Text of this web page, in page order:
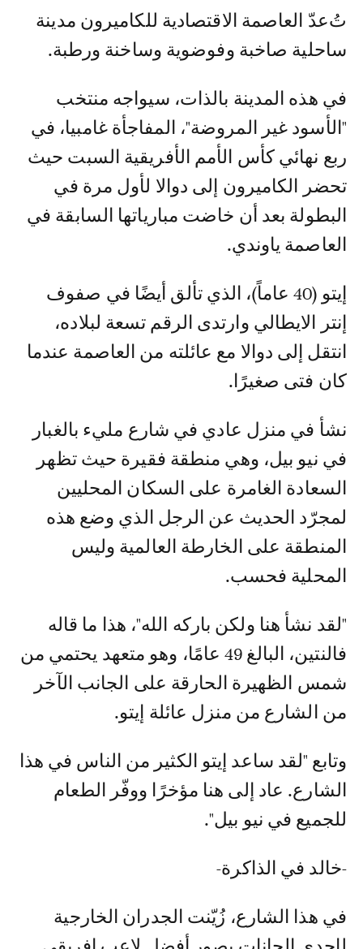
تُعدّ العاصمة الاقتصادية للكاميرون مدينة
ساحلية صاخبة وفوضوية وساخنة ورطبة.
في هذه المدينة بالذات، سيواجه منتخب
"الأسود غير المروضة"، المفاجأة غامبيا، في
ربع نهائي كأس الأمم الأفريقية السبت حيث
تحضر الكاميرون إلى دوالا لأول مرة في
البطولة بعد أن خاضت مبارياتها السابقة في
العاصمة ياوندي.
إيتو (40 عاماً)، الذي تألق أيضًا في صفوف
إنتر الايطالي وارتدى الرقم تسعة لبلاده،
انتقل إلى دوالا مع عائلته من العاصمة عندما
كان فتى صغيرًا.
نشأ في منزل عادي في شارع مليء بالغبار
في نيو بيل، وهي منطقة فقيرة حيث تظهر
السعادة الغامرة على السكان المحليين
لمجرّد الحديث عن الرجل الذي وضع هذه
المنطقة على الخارطة العالمية وليس
المحلية فحسب.
"لقد نشأ هنا ولكن باركه الله"، هذا ما قاله
فالنتين، البالغ 49 عامًا، وهو متعهد يحتمي من
شمس الظهيرة الحارقة على الجانب الآخر
من الشارع من منزل عائلة إيتو.
وتابع "لقد ساعد إيتو الكثير من الناس في هذا
الشارع. عاد إلى هنا مؤخرًا ووفّر الطعام
للجميع في نيو بيل".
-خالد في الذاكرة-
في هذا الشارع، زُيّنت الجدران الخارجية